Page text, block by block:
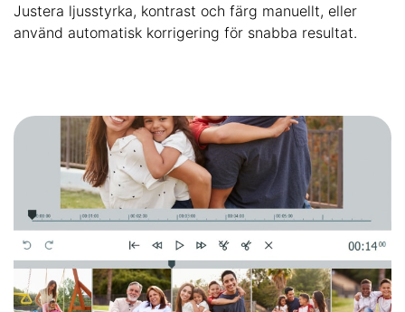
Justera ljusstyrka, kontrast och färg manuellt, eller
använd automatisk korrigering för snabba resultat.